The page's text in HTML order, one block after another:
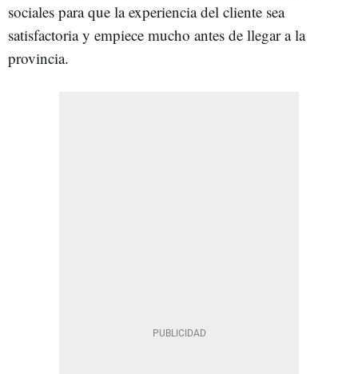
sociales para que la experiencia del cliente sea
satisfactoria y empiece mucho antes de llegar a la
provincia.